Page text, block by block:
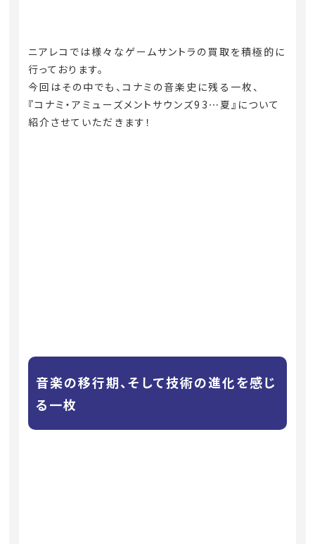
ニアレコでは様々なゲームサントラの買取を積極的に
行っております。
今回はその中でも、コナミの音楽史に残る一枚、
『コナミ・アミューズメントサウンズ93⋯夏』について
紹介させていただきます！
音楽の移行期、そして技術の進化を感じ
る一枚